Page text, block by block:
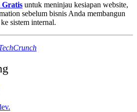
Gratis untuk meninjau kesiapan website,
sebelum bisnis Anda membangun
sistem internal.
.